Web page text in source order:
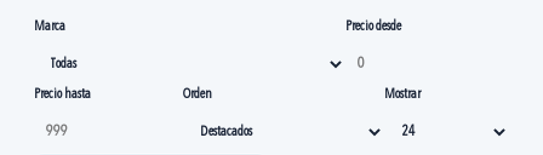
Marca Precio desde
Precio hasta Orden Mostrar